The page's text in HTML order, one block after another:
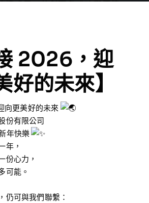
2026，迎
好的未來】
向更美好的未來
份有限公司
年快樂
年，
份心力，
可能。
仍可與我們聯繫：